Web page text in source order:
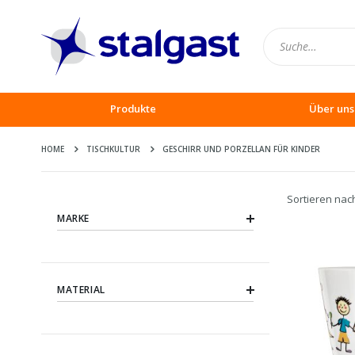
Produkte Über uns
HOME TISCHKULTUR GESCHIRR UND PORZELLAN FÜR KINDER
Sortieren
MARKE
MATERIAL